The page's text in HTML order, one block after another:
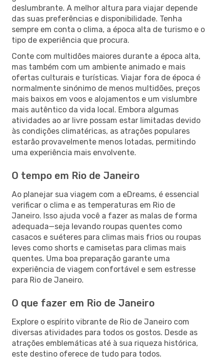
deslumbrante. A melhor altura para viajar depende
das suas preferências e disponibilidade. Tenha
sempre em conta o clima, a época alta de turismo e o
tipo de experiência que procura.
Conte com multidões maiores durante a época alta,
mas também com um ambiente animado e mais
ofertas culturais e turísticas. Viajar fora de época é
normalmente sinónimo de menos multidões, preços
mais baixos em voos e alojamentos e um vislumbre
mais autêntico da vida local. Embora algumas
atividades ao ar livre possam estar limitadas devido
às condições climatéricas, as atrações populares
estarão provavelmente menos lotadas, permitindo
uma experiência mais envolvente.
O tempo em Rio de Janeiro
Ao planejar sua viagem com a eDreams, é essencial
verificar o clima e as temperaturas em Rio de
Janeiro. Isso ajuda você a fazer as malas de forma
adequada—seja levando roupas quentes como
casacos e suéteres para climas mais frios ou roupas
leves como shorts e camisetas para climas mais
quentes. Uma boa preparação garante uma
experiência de viagem confortável e sem estresse
para Rio de Janeiro.
O que fazer em Rio de Janeiro
Explore o espírito vibrante de Rio de Janeiro com
diversas atividades para todos os gostos. Desde as
atrações emblemáticas até à sua riqueza histórica,
este destino oferece de tudo para todos.